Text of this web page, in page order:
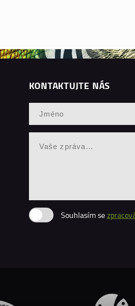
KONTAKTUJTE NÁS
Souhlasím se